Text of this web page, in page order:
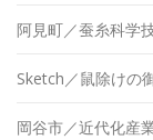
阿見町／蚕糸科学
Sketch／鼠除けの
岡谷市／近代化産